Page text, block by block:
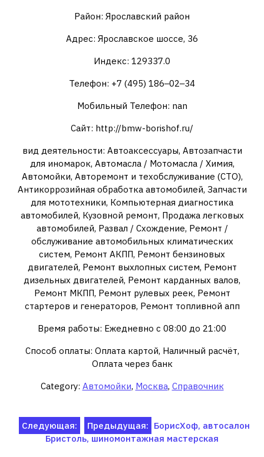
Район: Ярославский район
Адрес: Ярославское шоссе, 36
Индекс: 129337.0
Телефон: +7 (495) 186‒02‒34
Мобильный Телефон: nan
Сайт: http://bmw-borishof.ru/
вид деятельности: Автоаксессуары, Автозапчасти
для иномарок, Автомасла / Мотомасла / Химия,
Автомойки, Авторемонт и техобслуживание (СТО),
Антикоррозийная обработка автомобилей, Запчасти
для мототехники, Компьютерная диагностика
автомобилей, Кузовной ремонт, Продажа легковых
автомобилей, Развал / Схождение, Ремонт /
обслуживание автомобильных климатических
систем, Ремонт АКПП, Ремонт бензиновых
двигателей, Ремонт выхлопных систем, Ремонт
дизельных двигателей, Ремонт карданных валов,
Ремонт МКПП, Ремонт рулевых реек, Ремонт
стартеров и генераторов, Ремонт топливной апп
Время работы: Ежедневно с 08:00 до 21:00
Способ оплаты: Оплата картой, Наличный расчёт,
Оплата через банк
Category: Автомойки, Москва, Справочник
НавигацияПредыдущая: БорисХоф, автосалон
Следующая:
Бристоль, шиномонтажная мастерская